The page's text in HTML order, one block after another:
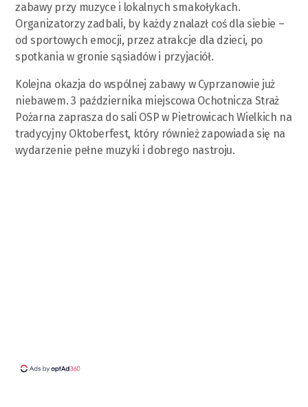
zabawy przy muzyce i lokalnych smakołykach.
Organizatorzy zadbali, by każdy znalazł coś dla siebie –
od sportowych emocji, przez atrakcje dla dzieci, po
spotkania w gronie sąsiadów i przyjaciół.
Kolejna okazja do wspólnej zabawy w Cyprzanowie już
niebawem. 3 października miejscowa Ochotnicza Straż
Pożarna zaprasza do sali OSP w Pietrowicach Wielkich na
tradycyjny Oktoberfest, który również zapowiada się na
wydarzenie pełne muzyki i dobrego nastroju.